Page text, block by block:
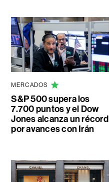
MERCADOS
S&P 500 supera los
7.700 puntos y el Dow
Jones alcanza un récord
por avances con Irán